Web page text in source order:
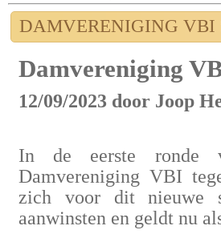
DAMVERENIGING VBI
Damvereniging
12/09/2023 door Joop
In de eerste ronde
Damvereniging VBI
zich voor dit nieuwe
aanwinsten en geldt nu